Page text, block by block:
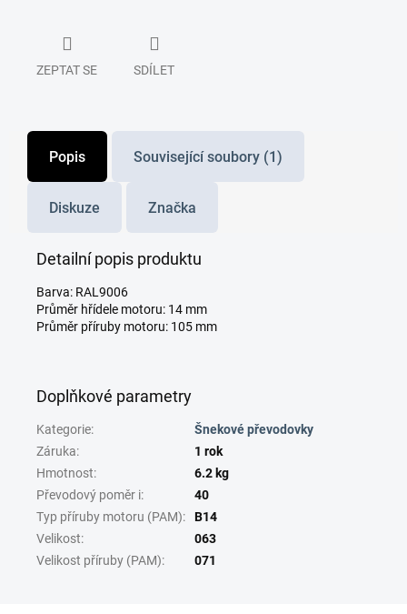
ZEPTAT SE SDÍLET
Popis Související soubory (1)
Diskuze Značka
Detailní popis produktu
Barva: RAL9006
Průměr hřídele motoru: 14 mm
Průměr příruby motoru: 105 mm
Doplňkové parametry
Kategorie:
Šnekové převodovky
Záruka:
1 rok
Hmotnost:
6.2 kg
Převodový poměr i:
40
Typ příruby motoru (PAM):
B14
Velikost:
063
Velikost příruby (PAM): 071